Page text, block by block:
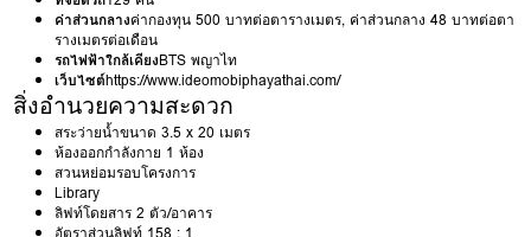
ค่าส่วนกลางค่ากองทุน 500 บาทต่อตารางเมตร, ค่าส่วนกลาง 48 บาทต่อตา
รางเมตรต่อเดือน
รถไฟฟ้าใกล้เคียงBTS พญาไท
เว็บไซต์https://www.ideomobiphayathai.com/
สิ่งอำนวยความสะดวก
สระว่ายน้ำขนาด 3.5 x 20 เมตร
ห้องออกกำลังกาย 1 ห้อง
สวนหย่อมรอบโครงการ
Library
ลิฟท์โดยสาร 2 ตัว/อาคาร
อัตราส่วนลิฟท์ 158 : 1